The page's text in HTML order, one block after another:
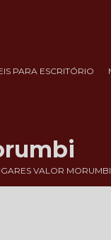
PARA ESCRITÓRIO
VALOR MORUMBI